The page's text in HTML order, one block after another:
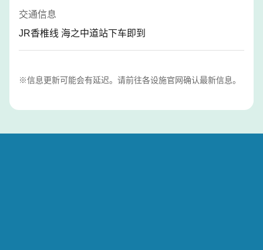
交通信息
JR香椎线 海之中道站下车即到
※信息更新可能会有延迟。请前往各设施官网确认最新信息。